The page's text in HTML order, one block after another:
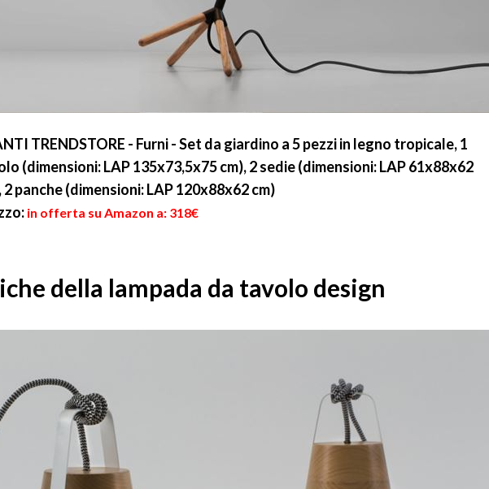
TRENDSTORE - Furni - Set da giardino a 5 pezzi in legno tropicale, 1
(dimensioni: LAP 135x73,5x75 cm), 2 sedie (dimensioni: LAP 61x88x62
2 panche (dimensioni: LAP 120x88x62 cm)
in offerta su Amazon a: 318€
della lampada da tavolo design